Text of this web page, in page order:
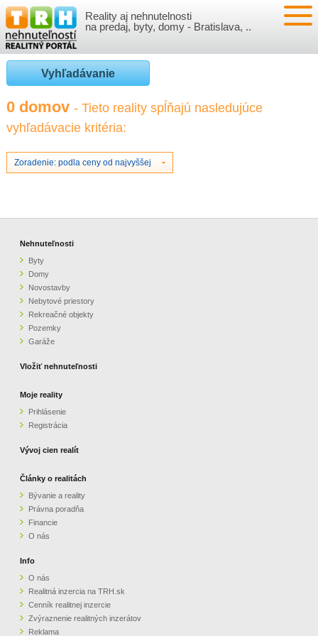
Reality aj nehnutelnosti
na predaj, byty, domy - Bratislava, ..
NEHNUTEĽNOSTI
BYTY
NOVOSTAVBY
NEBYTOVÉ PRIESTORY
GARÁŽE
VLOŽIŤ NEHNUTEĽNOSTI
PRIHLÁSENIE
REGISTRÁCIA
VÝVOJ CIEN REALÍT
ČLÁNKY O REALITÁCH
O NÁS
CENNÍK REALITNEJ INZERCIE
ZVÝRAZNENIE REALITNÝCH INZERÁTOV
PARTNERI
OBCHODNÉ PODMIENKY
KONTAKT
Vyhľadávanie
0 domov - Tieto reality spĺňajú nasledujúce
vyhľadávacie kritéria:
Zoradenie: podla ceny od najvyššej
Nehnuteľnosti
Byty
Domy
Novostavby
Nebytové priestory
Rekreačné objekty
Pozemky
Garáže
Vložiť nehnuteľnosti
Moje reality
Prihlásenie
Registrácia
Vývoj cien realít
Články o realitách
Bývanie a reality
Právna poradňa
Financie
O nás
Info
O nás
Realitná inzercia na TRH.sk
Cenník realitnej inzercie
Zvýraznenie realitných inzerátov
Reklama